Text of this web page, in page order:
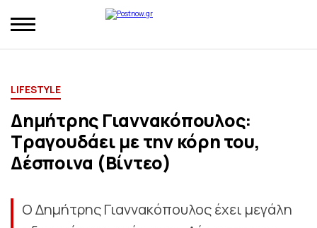
LIFESTYLE
Δημήτρης Γιαννακόπουλος:
Τραγουδάει με την κόρη του,
Δέσποινα (Βίντεο)
Ο Δημήτρης Γιαννακόπουλος έχει μεγάλη